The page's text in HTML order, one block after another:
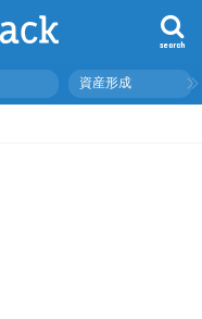
search
資産形成